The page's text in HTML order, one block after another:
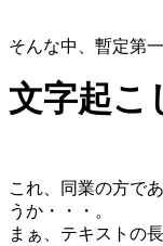
そんな中、暫定第
文字起こ
これ、同業の方で
うか・・・。
まぁ、テキストの